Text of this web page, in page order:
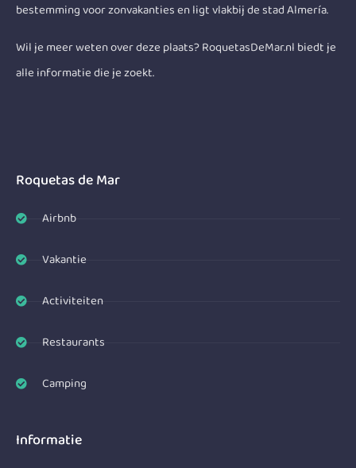
bestemming voor zonvakanties en ligt vlakbij de stad Almería.
Wil je meer weten over deze plaats? RoquetasDeMar.nl biedt je
alle informatie die je zoekt.
Roquetas de Mar
Airbnb
Vakantie
Activiteiten
Restaurants
Camping
Informatie